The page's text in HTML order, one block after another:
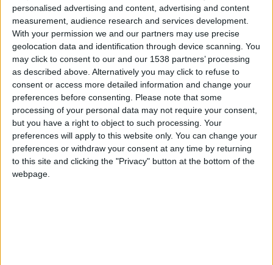
personalised advertising and content, advertising and content
measurement, audience research and services development.
With your permission we and our partners may use precise
geolocation data and identification through device scanning. You
may click to consent to our and our 1538 partners’ processing
as described above. Alternatively you may click to refuse to
consent or access more detailed information and change your
preferences before consenting.
Please note that some
processing of your personal data may not require your consent,
but you have a right to object to such processing. Your
preferences will apply to this website only. You can change your
preferences or withdraw your consent at any time by returning
to this site and clicking the "Privacy" button at the bottom of the
webpage.
En segundo lugar, agradezco tu
sugerencia respecto de los avisos
publicitarios.
Atircópih, me gustaría saber de donde
eres, o cualquier cosa que desees
compartir si no te incomoda.
Por último, aprovecho para saludar a
todos y cada uno de los jugadores
participantes, a todos los que ya
tenemos ya varios años jugando, y a
todos los que han ingresado
recientemente.